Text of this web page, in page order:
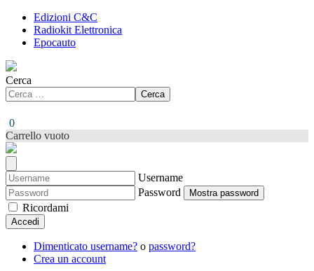
Edizioni C&C
Radiokit Elettronica
Epocauto
Cerca
Cerca
0
Carrello vuoto
Username
Password
Mostra password
Ricordami
Accedi
Dimenticato username? o password?
Crea un account